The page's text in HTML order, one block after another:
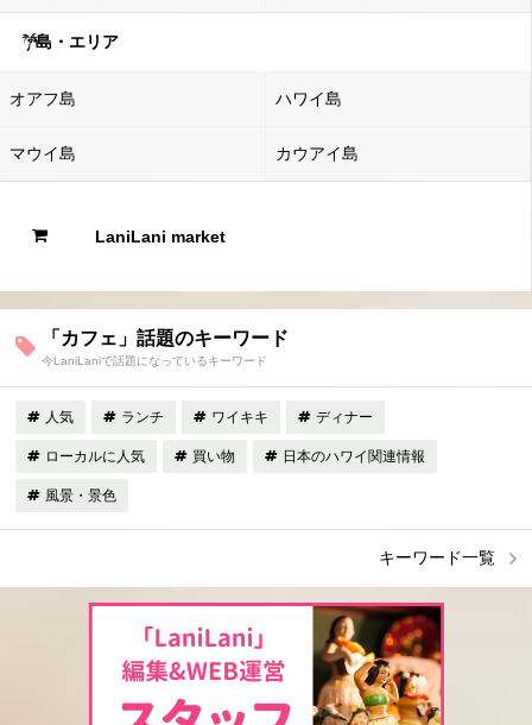
島・エリア
オアフ島 ハワイ島
マウイ島 カウアイ島
LaniLani market
「カフェ」話題のキーワード
今LaniLaniで話題になっているキーワード
人気 ランチ ワイキキ ディナー
ローカルに人気 買い物 日本のハワイ関連情報
風景・景色
キーワード一覧